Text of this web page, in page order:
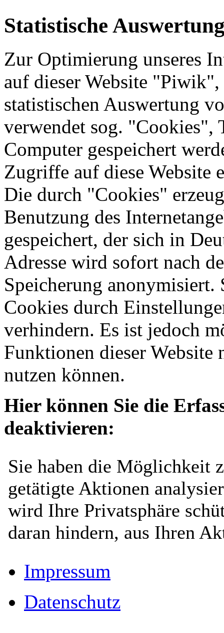
Statistische
Zur Optimierung unseres
auf dieser Website
statistischen Auswertung
verwendet sog. "Cookies",
Computer gespeichert
Zugriffe auf diese Website
Die durch "Cookies"
Benutzung des
gespeichert, der sich in
Adresse wird sofort nach
Speicherung
Cookies durch
verhindern. Es ist jedoch
Funktionen dieser
nutzen können.
Hier können Sie die
deaktivieren:
Impressum
Datenschutz